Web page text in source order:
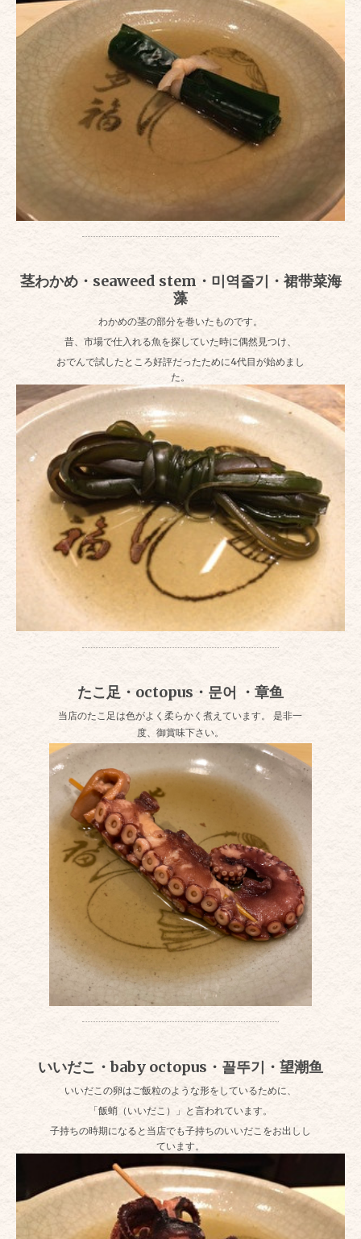
茎わかめ・seaweed stem・미역줄기・裙带菜海
藻
わかめの茎の部分を巻いたものです。
昔、市場で仕入れる魚を探していた時に偶然見つけ、
おでんで試したところ好評だったために4代目が始めまし
た。
たこ足・octopus・문어 ・章鱼
当店のたこ足は色がよく柔らかく煮えています。 是非一
度、御賞味下さい。
いいだこ・baby octopus・꼴뚜기・望潮鱼
いいだこの卵はご飯粒のような形をしているために、
「飯蛸（いいだこ）」と言われています。
子持ちの時期になると当店でも子持ちのいいだこをお出しし
ています。